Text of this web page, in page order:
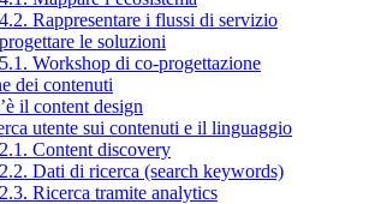
Rappresentare i flussi di servizio
le soluzioni
Workshop di co-progettazione
dei contenuti
il content design
utente sui contenuti e il linguaggio
Content discovery
Dati di ricerca (search keywords)
Ricerca tramite analytics